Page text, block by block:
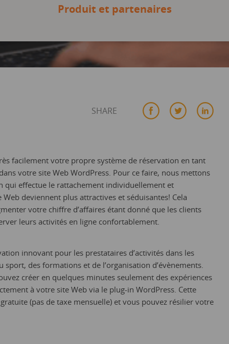
Produit et partenaires
SHARE
facilement votre propre système de réservation en tant
votre site Web WordPress. Pour ce faire, nous mettons
qui effectue le rattachement individuellement et
deviennent plus attractives et séduisantes! Cela
votre chiffre d’affaires étant donné que les clients
leurs activités en ligne confortablement.
innovant pour les prestataires d’activités dans les
des formations et de l’organisation d’évènements.
créer en quelques minutes seulement des expériences
à votre site Web via le plug-in WordPress. Cette
(pas de taxe mensuelle) et vous pouvez résilier votre